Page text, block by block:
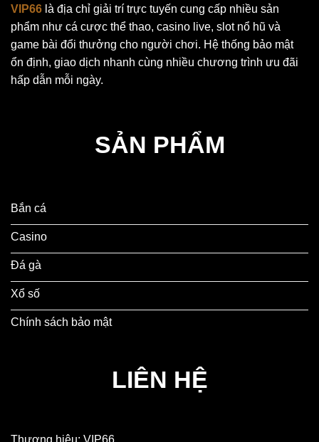
VIP66 là địa chỉ giải trí trực tuyến cung cấp nhiều sản
phẩm như cá cược thể thao, casino live, slot nổ hũ và
game bài đổi thưởng cho người chơi. Hệ thống bảo mật
ổn định, giao dịch nhanh cùng nhiều chương trình ưu đãi
hấp dẫn mỗi ngày.
SẢN PHẨM
Bắn cá
Casino
Đá gà
Xổ số
Chính sách bảo mật
LIÊN HỆ